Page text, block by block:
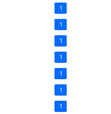
1
1
1
1
1
1
1